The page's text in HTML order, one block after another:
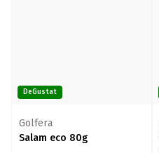
DeGustat
Golfera
Salam eco 80g